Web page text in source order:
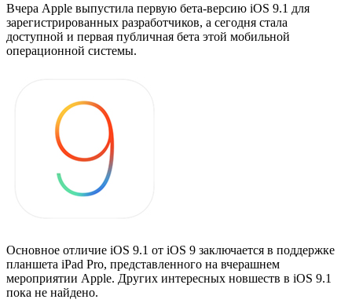
Вчера Apple выпустила первую бета-версию iOS 9.1 для
зарегистрированных разработчиков, а сегодня стала
доступной и первая публичная бета этой мобильной
операционной системы.
Основное отличие iOS 9.1 от iOS 9 заключается в поддержке
планшета iPad Pro, представленного на вчерашнем
мероприятии Apple. Других интересных новшеств в iOS 9.1
пока не найдено.